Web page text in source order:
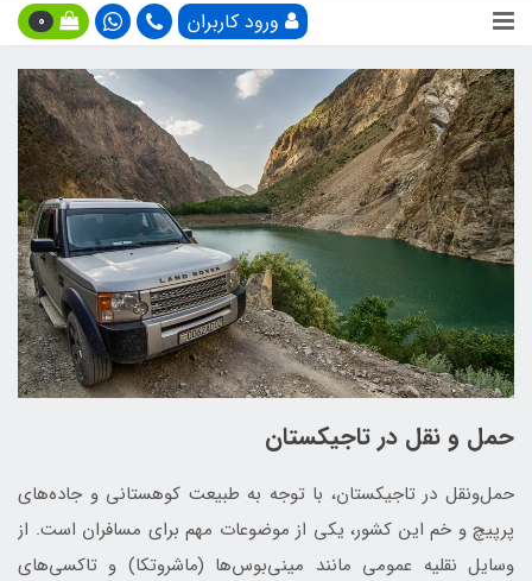
ورود کاربران 0
حمل و نقل در تاجیکستان
حمل‌ونقل در تاجیکستان، با توجه به طبیعت کوهستانی و جاده‌های
پرپیچ ‌و خم این کشور، یکی از موضوعات مهم برای مسافران است. از
وسایل نقلیه عمومی مانند مینی‌بوس‌ها (ماشروتکا) و تاکسی‌های